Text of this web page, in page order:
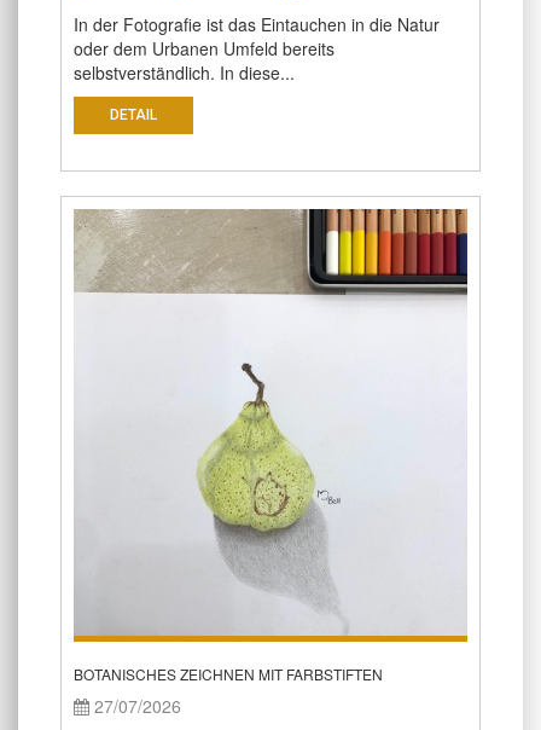
In der Fotografie ist das Eintauchen in die Natur
oder dem Urbanen Umfeld bereits
selbstverständlich. In diese...
DETAIL
BOTANISCHES ZEICHNEN MIT FARBSTIFTEN
27/07/2026